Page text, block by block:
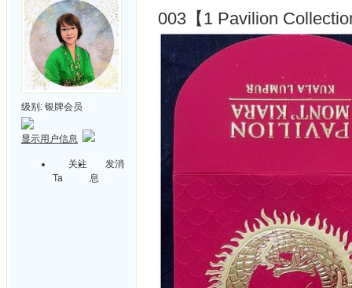
级别: 银牌会员
显示用户信息
关注
Ta
发消
息
003【1 Pavilion